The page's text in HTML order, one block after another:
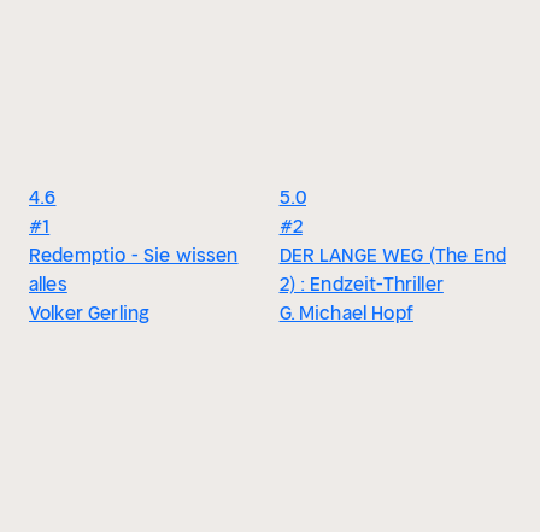
4.6
#1
Redemptio - Sie wissen
alles
Volker Gerling
5.0
#2
DER LANGE WEG (The End
2) : Endzeit-Thriller
G. Michael Hopf